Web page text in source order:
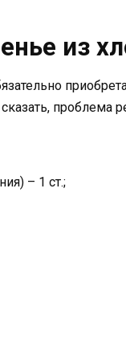
из
проблема
– 1 ст.;